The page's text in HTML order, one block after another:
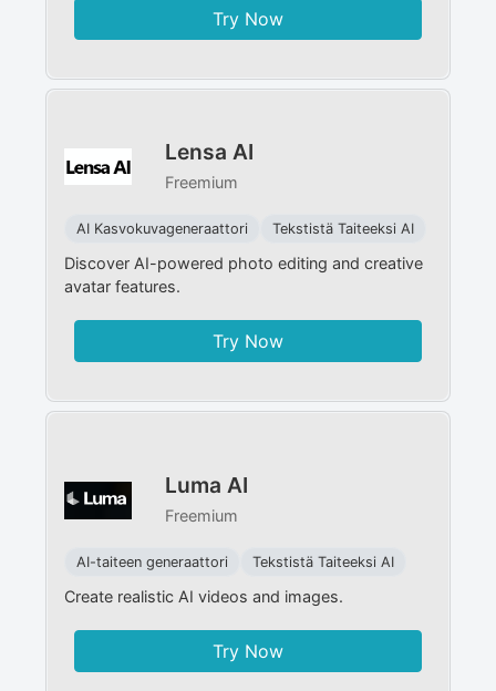
Try Now
Lensa AI
Freemium
AI Kasvokuvageneraattori Tekstistä Taiteeksi AI
Discover AI-powered photo editing and creative
avatar features.
Try Now
Luma AI
Freemium
AI-taiteen generaattori Tekstistä Taiteeksi AI
Create realistic AI videos and images.
Try Now